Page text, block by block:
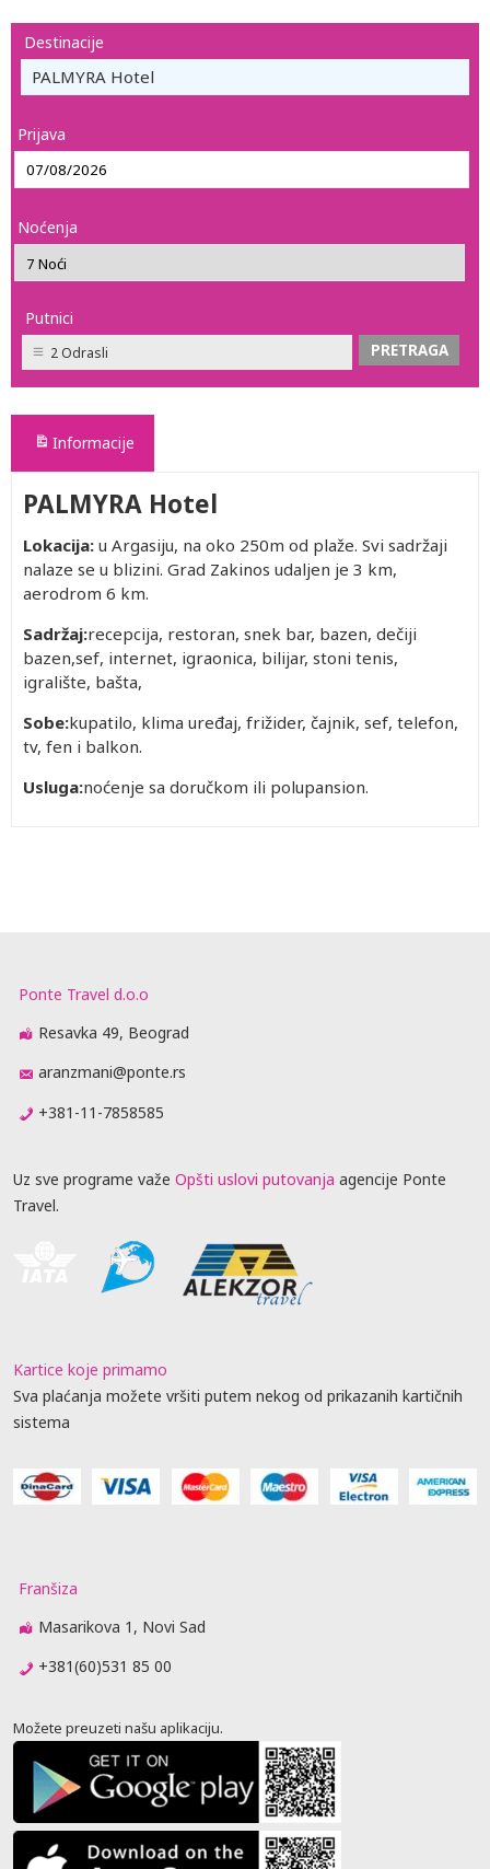
Destinacije
PALMYRA Hotel
Prijava
Noćenja
Putnici
2 Odrasli
Informacije
PALMYRA Hotel
Lokacija: u Argasiju, na oko 250m od plaže. Svi sadržaji
nalaze se u blizini. Grad Zakinos udaljen je 3 km,
aerodrom 6 km.
Sadržaj:recepcija, restoran, snek bar, bazen, dečiji
bazen,sef, internet, igraonica, bilijar, stoni tenis,
igralište, bašta,
Sobe:kupatilo, klima uređaj, frižider, čajnik, sef, telefon,
tv, fen i balkon.
Usluga:noćenje sa doručkom ili polupansion.
Ponte Travel d.o.o
Resavka 49, Beograd
aranzmani@ponte.rs
+381-11-7858585
Uz sve programe važe Opšti uslovi putovanja agencije Ponte
Travel.
Kartice koje primamo
Sva plaćanja možete vršiti putem nekog od prikazanih kartičnih
sistema
Franšiza
Masarikova 1, Novi Sad
+381(60)531 85 00
Možete preuzeti našu aplikaciju.